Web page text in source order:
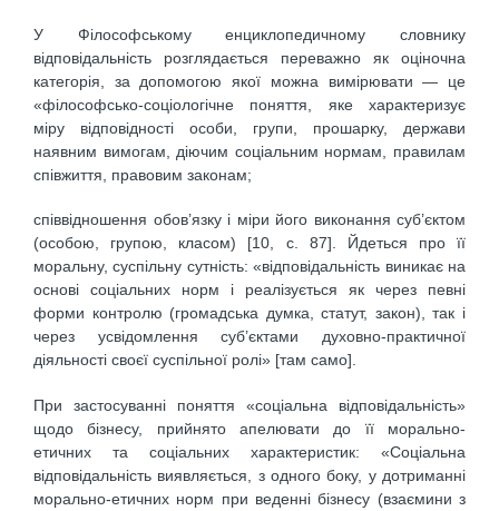
У Філософському енциклопедичному словнику
відповідальність розглядається переважно як оціночна
категорія, за допомогою якої можна вимірювати — це
«філософсько-соціологічне поняття, яке характеризує
міру відповідності особи, групи, прошарку, держави
наявним вимогам, діючим соціальним нормам, правилам
співжиття, правовим законам;
співвідношення обов’язку і міри його виконання суб’єктом
(особою, групою, класом) [10, с. 87]. Йдеться про її
моральну, суспільну сутність: «відповідальність виникає на
основі соціальних норм і реалізується як через певні
форми контролю (громадська думка, статут, закон), так і
через усвідомлення суб’єктами духовно-практичної
діяльності своєї суспільної ролі» [там само].
При застосуванні поняття «соціальна відповідальність»
щодо бізнесу, прийнято апелювати до її морально-
етичних та соціальних характеристик: «Соціальна
відповідальність виявляється, з одного боку, у дотриманні
морально-етичних норм при веденні бізнесу (взаємини з